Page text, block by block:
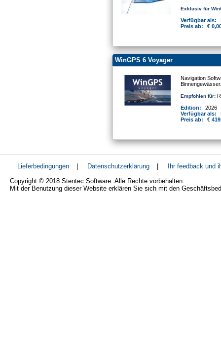
Exklusiv für
Verfügbar als:
Preis ab:
€
WinGPS 6 Voyager
Navigation
Binnengewässer.
Empfohlen für:
Edition:
2026
Verfügbar als:
Preis ab:
€
Lieferbedingungen Datenschutzerklärung
Ihr feedback und
Copyright © 2018 Stentec Software. Alle Rechte vorbehalten.
Mit der Benutzung dieser Website erklären Sie sich mit den